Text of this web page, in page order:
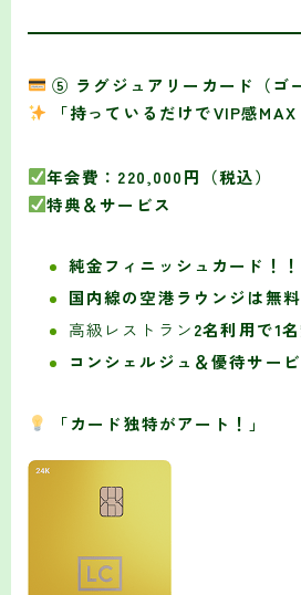
⑤ ラグジュアリーカード（ゴ
「持っているだけでVIP感MAX
年会費：220,000円（税込）
特典＆サービス
純金フィニッシュカード！！
国内線の空港ラウンジは無料
高級レストラン2名利用で1
コンシェルジュ＆優待サー
「カード独特がアート！」